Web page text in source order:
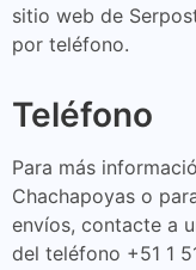
sitio web de
por teléfono.
Teléfono
Para más
Chachapoyas o
envíos, contacte a
del teléfono +51 1